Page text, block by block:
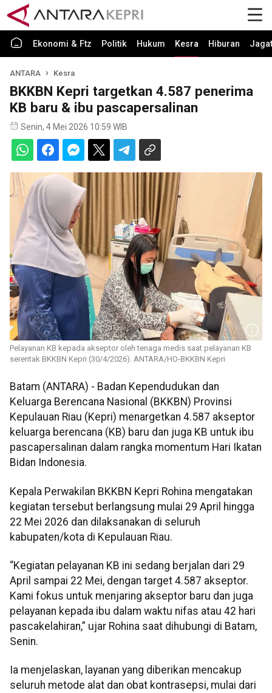
Ekonomi & Ftz Politik Hukum Kesra Hiburan Jagat
ANTARA Kesra
BKKBN Kepri targetkan 4.587 penerima
KB baru & ibu pascapersalinan
Senin, 4 Mei 2026 10:59 WIB
Pelayanan KB kepada akseptor oleh tenaga medis saat pelayanan KB
serentak BKKBN Kepri (30/4/2026). ANTARA/HO-BKKBN Kepri
Batam (ANTARA) - Badan Kependudukan dan
Keluarga Berencana Nasional (BKKBN) Provinsi
Kepulauan Riau (Kepri) menargetkan 4.587 akseptor
keluarga berencana (KB) baru dan juga KB untuk ibu
pascapersalinan dalam rangka momentum Hari Ikatan
Bidan Indonesia.
Kepala Perwakilan BKKBN Kepri Rohina mengatakan
kegiatan tersebut berlangsung mulai 29 April hingga
22 Mei 2026 dan dilaksanakan di seluruh
kabupaten/kota di Kepulauan Riau.
“Kegiatan pelayanan KB ini sedang berjalan dari 29
April sampai 22 Mei, dengan target 4.587 akseptor.
Kami fokus untuk menjaring akseptor baru dan juga
pelayanan kepada ibu dalam waktu nifas atau 42 hari
pascakelahiran,” ujar Rohina saat dihubungi di Batam,
Senin.
Ia menjelaskan, layanan yang diberikan mencakup
seluruh metode alat dan obat kontrasepsi, mulai dari